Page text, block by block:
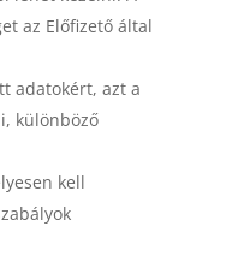
az Előfizető által
adatokért, azt a
különböző
kell